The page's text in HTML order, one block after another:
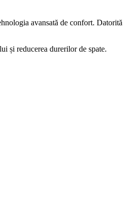
avansată de confort. Datorită
și reducerea durerilor de spate.